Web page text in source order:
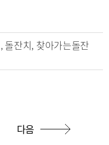
돌잔치, 찾아가는돌잔
다음